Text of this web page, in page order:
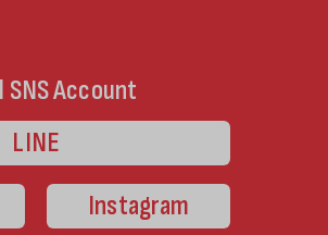
SNS Account
LINE
Instagram